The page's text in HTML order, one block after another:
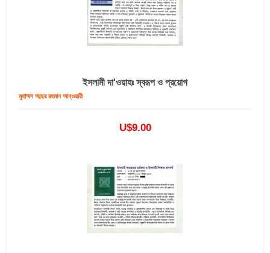
ইসলামী দা'ওয়াহঃ স্বরূপ ও প্রয়োগ
মুহাম্মদ আব্দুর রহমান আন্‌ওয়ারী
U$9.00